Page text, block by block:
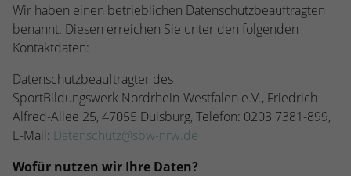
Wir haben einen betrieblichen Datenschutzbeauftragten
benannt. Diesen erreichen Sie unter den folgenden
Kontaktdaten:
Datenschutzbeauftragter des
SportBildungswerk Nordrhein-Westfalen e.V., Friedrich-
Alfred-Allee 25, 47055 Duisburg, Telefon: 0203 7381-899,
E-Mail: Datenschutz@sbw-nrw.de
Wofür nutzen wir Ihre Daten?
Zweck
Dieser Cookie identifiziert die Besucher
nach Alter, Geschlecht oder Interessen
Anzeigenplatzierung zu vereinfachen.